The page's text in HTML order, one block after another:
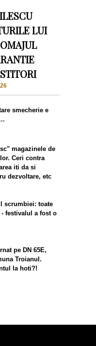
LUI
smecherie e
magazinele de
Ceri contra
iti da si
dezvoltare, etc
scrumbiei: toate
festivalul a fost o
pe DN 65E,
Troianul.
la hoti?!